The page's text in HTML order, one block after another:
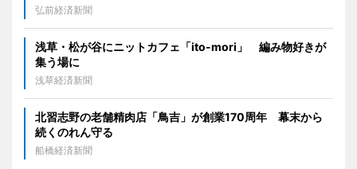
弘前経済新聞
浅草・松が谷にニットカフェ「ito-mori」 編み物好きが
集う場に
浅草経済新聞
北習志野の老舗精肉店「鳥吉」が創業170周年 幕末から
続くのれん守る
船橋経済新聞